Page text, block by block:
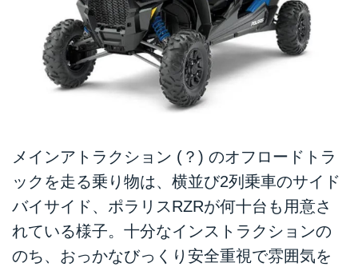
メインアトラクション (？) のオフロードトラ
ックを走る乗り物は、横並び2列乗車のサイド
バイサイド、ポラリスRZRが何十台も用意さ
れている様子。十分なインストラクションの
のち、おっかなびっくり安全重視で雰囲気を